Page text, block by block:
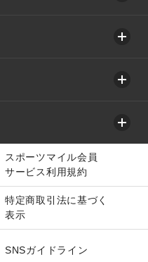
スポーツマイル会員
サービス利用規約
特定商取引法に基づく
表示
SNSガイドライン